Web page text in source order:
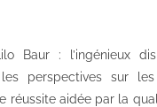
Baur : l’ingénieux
perspectives sur
réussite aidée par la